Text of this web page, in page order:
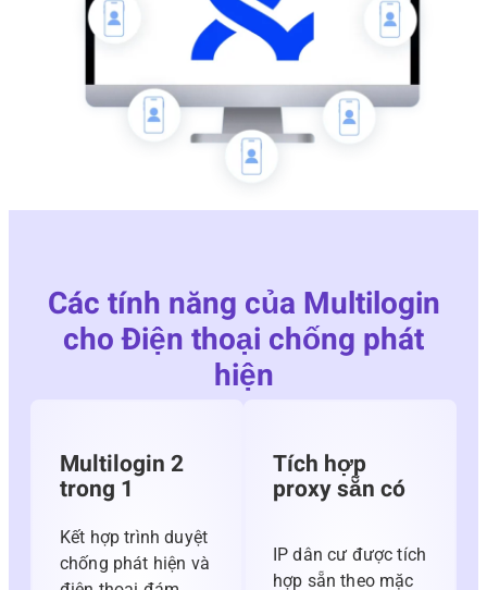
Các tính năng của Multilogin
cho Điện thoại chống phát
hiện
Multilogin 2
trong 1
Kết hợp trình duyệt
chống phát hiện và
Tích hợp
proxy sẵn có
IP dân cư được tích
hợp sẵn theo mặc